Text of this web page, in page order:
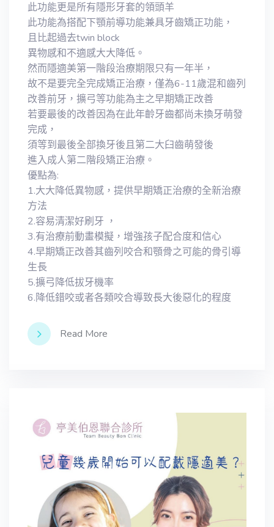
此功能更是所有隱形牙套的領頭羊
此功能為搭配下顎前導功能兼具牙齒矯正功能，
且比起過去twin block
異物感和不適感大大降低。
然而隱適美第一階段治療期限只有一年半，
故不是要完全完成矯正治療，僅為6-11歲混和齒列
改善前牙，擴弓等功能為主之早期矯正改善
若要最後的改善因為在此年齡牙齒都尚未換牙萌發
完成，
須等到最後全部換牙後且第二大臼齒萌發後
進入成人第二階段矯正治療。
優點為:
1.大大降低異物感，提供早期矯正治療的全新治療
方法
2.容易清潔好刷牙 ，
3.有治療前動畫模擬，增強孩子配合度和信心
4.早期矯正改善其齒列咬合和顎骨之可能的骨引導
生長
5.擴弓降低拔牙機率
6.降低錯咬或者各類咬合導致長大後惡化的程度
Read More